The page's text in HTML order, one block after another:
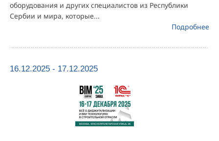
оборудования и других специалистов из Республики
Сербии и мира, которые...
Подробнее
16.12.2025 - 17.12.2025